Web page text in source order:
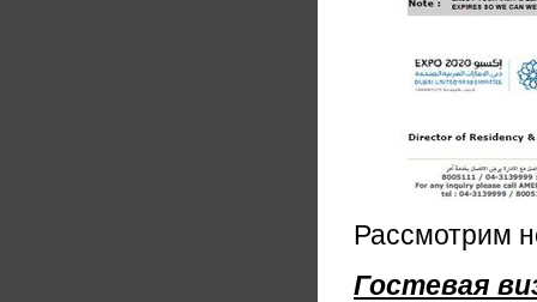
Рассмотрим
Гостевая